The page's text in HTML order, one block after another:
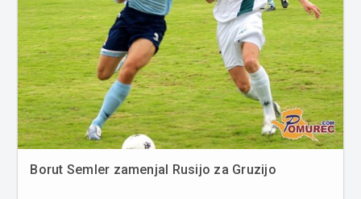
Borut Semler zamenjal Rusijo za Gruzijo